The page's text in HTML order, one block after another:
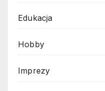
Edukacja
Hobby
Imprezy